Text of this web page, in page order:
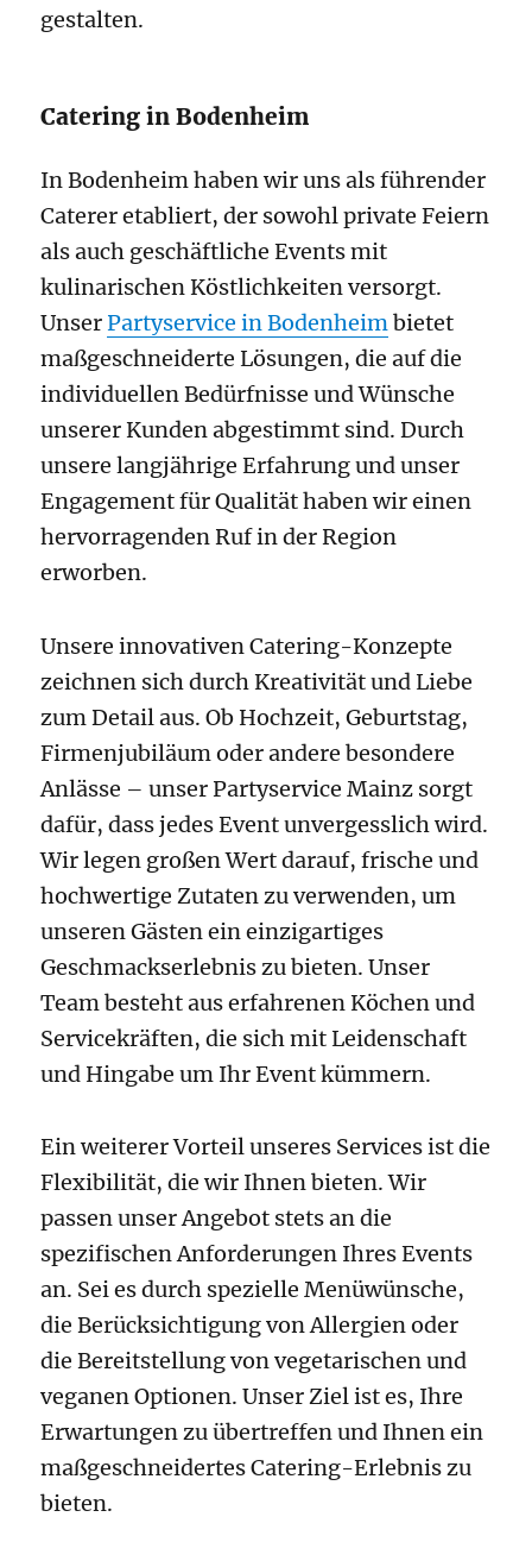
gestalten.
Catering in Bodenheim
In Bodenheim haben wir uns als führender
Caterer etabliert, der sowohl private Feiern
als auch geschäftliche Events mit
kulinarischen Köstlichkeiten versorgt.
UnserPartyservice in Bodenheimbietet
maßgeschneiderte Lösungen, die auf die
individuellen Bedürfnisse und Wünsche
unserer Kunden abgestimmt sind. Durch
unsere langjährige Erfahrung und unser
Engagement für Qualität haben wir einen
hervorragenden Ruf in der Region
erworben.
Unsere innovativen Catering-Konzepte
zeichnen sich durch Kreativität und Liebe
zum Detail aus. Ob Hochzeit, Geburtstag,
Firmenjubiläum oder andere besondere
Anlässe – unser Partyservice Mainz sorgt
dafür, dass jedes Event unvergesslich wird.
Wir legen großen Wert darauf, frische und
hochwertige Zutaten zu verwenden, um
unseren Gästen ein einzigartiges
Geschmackserlebnis zu bieten. Unser
Team besteht aus erfahrenen Köchen und
Servicekräften, die sich mit Leidenschaft
und Hingabe um Ihr Event kümmern.
Ein weiterer Vorteil unseres Services ist die
Flexibilität, die wir Ihnen bieten. Wir
passen unser Angebot stets an die
spezifischen Anforderungen Ihres Events
an. Sei es durch spezielle Menüwünsche,
die Berücksichtigung von Allergien oder
die Bereitstellung von vegetarischen und
veganen Optionen. Unser Ziel ist es, Ihre
Erwartungen zu übertreffen und Ihnen ein
maßgeschneidertes Catering-Erlebnis zu
bieten.